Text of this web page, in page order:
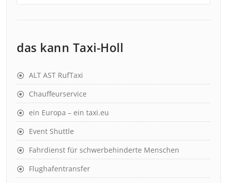
das kann Taxi-Holl
ALT AST RufTaxi
Chauffeurservice
ein Europa – ein taxi.eu
Event Shuttle
Fahrdienst für schwerbehinderte Menschen
Flughafentransfer